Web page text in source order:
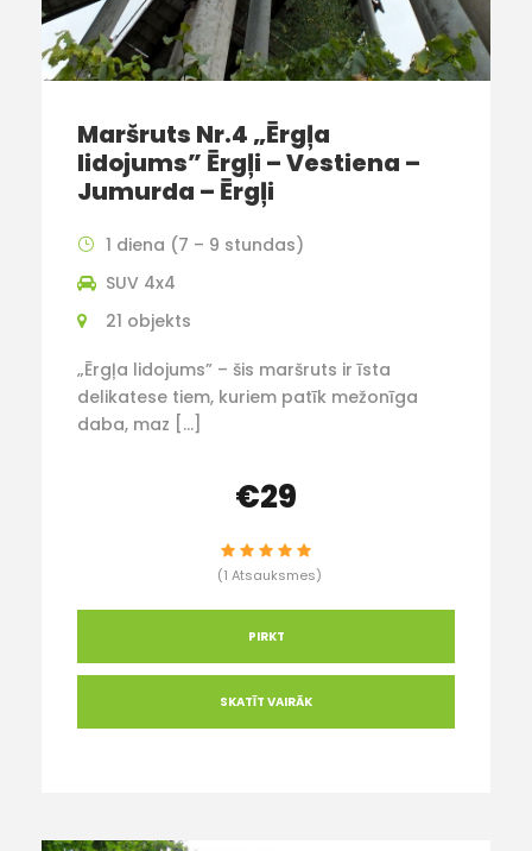
Maršruts Nr.4 „Ērgļa
lidojums” Ērgļi – Vestiena –
Jumurda – Ērgļi
1 diena (7 – 9 stundas)
SUV 4x4
21 objekts
„Ērgļa lidojums” – šis maršruts ir īsta
delikatese tiem, kuriem patīk mežonīga
daba, maz […]
€29
(1 Atsauksmes)
PIRKT
SKATĪT VAIRĀK